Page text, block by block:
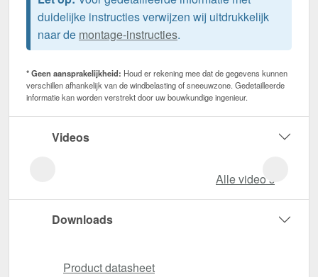
duidelijke instructies verwijzen wij uitdrukkelijk
naar de montage-instructies.
* Geen aansprakelijkheid: Houd er rekening mee dat de gegevens kunnen
verschillen afhankelijk van de windbelasting of sneeuwzone. Gedetailleerde
informatie kan worden verstrekt door uw bouwkundige ingenieur.
Videos
Alle video‘s
Downloads
Product datasheet